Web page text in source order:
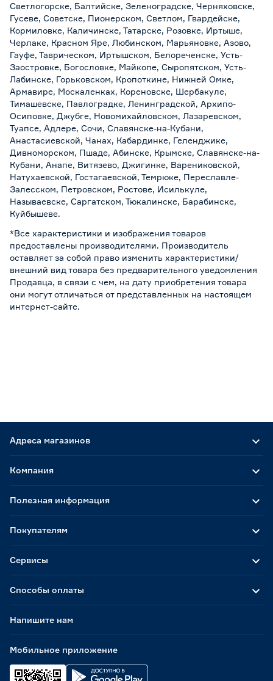
Светлогорске, Балтийске, Зеленоградске, Черняховске,
Гусеве, Советске, Пионерском, Светлом, Гвардейске,
Кормиловке, Каличинске, Татарске, Розовке, Иртыше,
Черлаке, Красном Яре, Любинском, Марьяновке, Азово,
Гауфе, Таврическом, Иртышском, Белореченске, Усть-
Заостровке, Богословке, Майкопе, Сыропятском, Усть-
Лабинске, Горьковском, Кропоткине, Нижней Омке,
Армавире, Москаленках, Кореновске, Шербакуле,
Тимашевске, Павлоградке, Ленинградской, Архипо-
Осиповке, Джубге, Новомихайловском, Лазаревском,
Туапсе, Адлере, Сочи, Славянске-на-Кубани,
Анастасиевской, Чанах, Кабардинке, Геленджике,
Дивноморском, Пшаде, Абинске, Крымске, Славянске-на-
Кубани, Анапе, Витязево, Джигинке, Варениковской,
Натухаевской, Гостагаевской, Темрюке, Переславле-
Залесском, Петровском, Ростове, Исилькуле,
Называевске, Саргатском, Тюкалинске, Барабинске,
Куйбышеве.
*Все характеристики и изображения товаров
предоставлены производителями. Производитель
оставляет за собой право изменить характеристики/
внешний вид товара без предварительного уведомления
Продавца, в связи с чем, на дату приобретения товара
они могут отличаться от представленных на настоящем
интернет-сайте.
Адреса магазинов
Способы оплаты
Мобильное приложение
Компания
Полезная информация
Покупателям
Сервисы
Напишите нам